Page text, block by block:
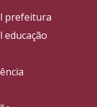
prefeitura